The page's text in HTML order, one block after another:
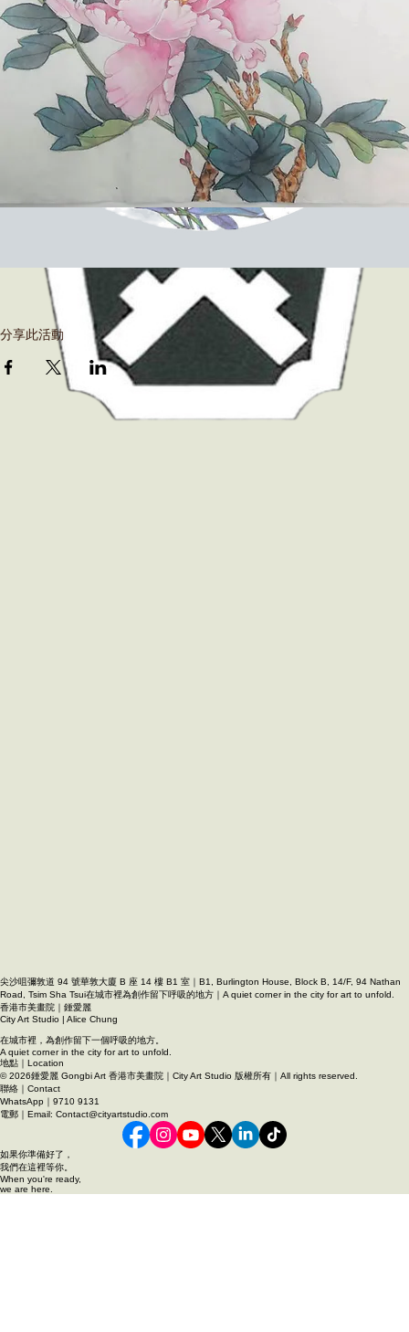
分享此活動
尖沙咀彌敦道 94 號華敦大廈 B 座 14 樓 B1 室｜B1, Burlington House, Block B, 14/F, 94 Nathan
Road, Tsim Sha Tsui在城市裡為創作留下呼吸的地方｜A quiet corner in the city for art to unfold.
香港市美畫院｜鍾愛麗
City Art Studio | Alice Chung
在城市裡，為創作留下一個呼吸的地方。
A quiet corner in the city for art to unfold.
地點｜Location
© 2026鍾愛麗 Gongbi Art 香港市美畫院｜City Art Studio 版權所有｜All rights reserved.
聯絡｜Contact
電郵｜Email: Contact@cityartstudio.com
如果你準備好了，